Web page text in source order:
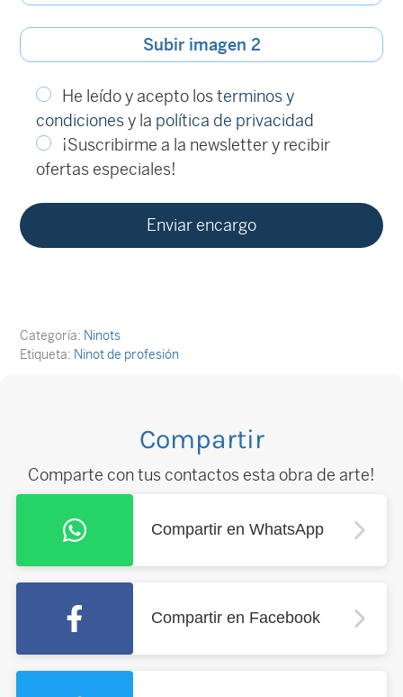
Subir imagen 2
He leído y acepto losterminos y
condicionesy la política de privacidad
¡Suscribirme a la newsletter y recibir
ofertas especiales!
Categoría: Ninots
Etiqueta: Ninot de profesión
Compartir
Comparte con tus contactos esta obra de arte!
Compartir en WhatsApp
Compartir en Facebook